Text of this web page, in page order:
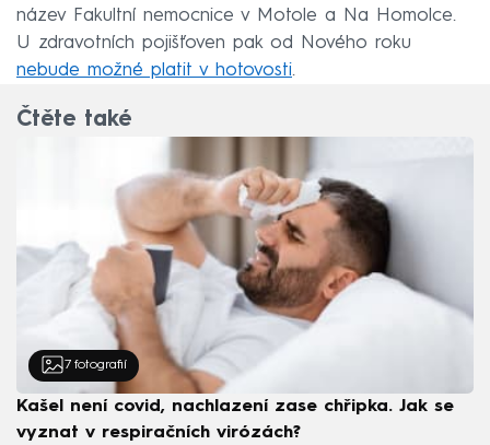
název Fakultní nemocnice v Motole a Na Homolce.
U zdravotních pojišťoven pak od Nového roku
nebude možné platit v hotovosti.
Čtěte také
7 fotografií
Kašel není covid, nachlazení zase chřipka. Jak se
vyznat v respiračních virózách?